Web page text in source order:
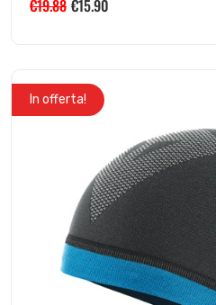
€19.88 €15.90
In offerta!